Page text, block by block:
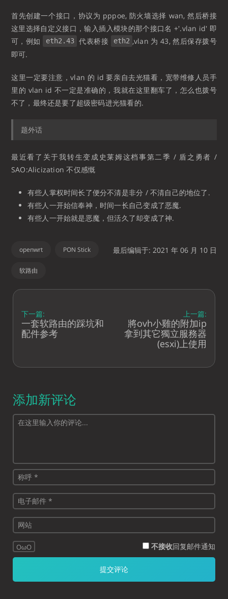
首先创建一个接口，协议为 pppoe, 防火墙选择 wan, 然后桥接
这里选择自定义接口，输入插入模块的那个接口名 +'.vlan id' 即
可，例如
eth2.43 代表桥接 eth2 ,vlan 为 43, 然后保存拨号
即可.
这里一定要注意，vlan 的 id 要亲自去光猫看，宽带维修人员手
里的 vlan id 不一定是准确的，我就在这里翻车了，怎么也拨号
不了，最终还是要了超级密码进光猫看的.
题外话
最近看了关于我转生变成史莱姆这档事第二季 / 盾之勇者 /
SAO:Alicization 不仅感慨
有些人掌权时间长了便分不清是非分 / 不清自己的地位了.
有些人一开始信奉神，时间一长自己变成了恶魔.
有些人一开始就是恶魔，但活久了却变成了神.
openwrt PON Stick
软路由
最后编辑于: 2021 年 06 月 10 日
下一篇:
一套软路由的踩坑和
配件参考
上一篇:
將ovh小雞的附加ip
拿到其它獨立服務器
(esxi)上使用
添加新评论
OωO 不接收回复邮件通知